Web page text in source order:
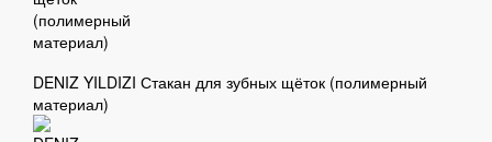
DENIZ YILDIZI Стакан для зубных щёток (полимерный
материал)